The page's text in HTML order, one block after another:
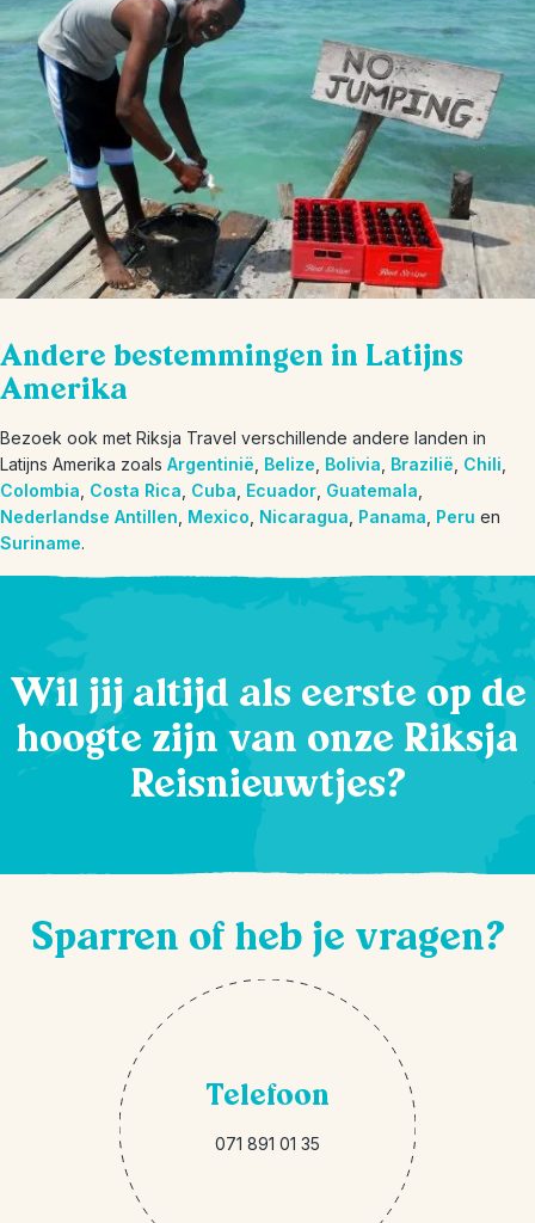
Andere bestemmingen in Latijns
Amerika
Bezoek ook met Riksja Travel verschillende andere landen in
Latijns Amerika zoals Argentinië Belize Bolivia Brazilië Chili
Colombia Costa Rica Cuba Ecuador Guatemala
Nederlandse Antillen Mexico Nicaragua Panama Peru en
Suriname.
Wil jij altijd als eerste op de
hoogte zijn van onze Riksja
Reisnieuwtjes?
Sparren of heb je vragen?
Telefoon
071 891 01 35